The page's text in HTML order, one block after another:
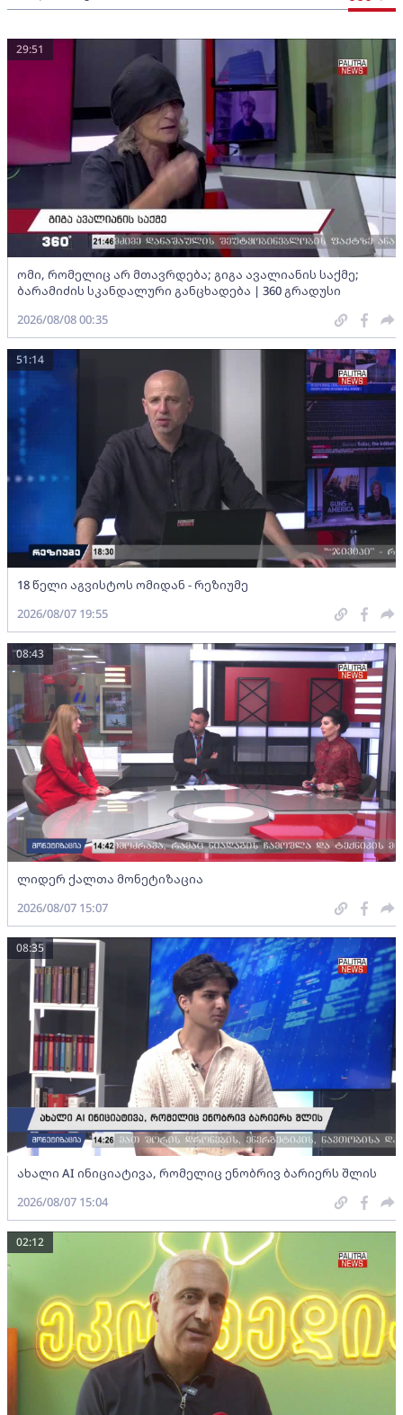
ომი, რომელიც არ მთავრდება; გიგა ავალიანის საქმე;
ბარამიძის სკანდალური განცხადება | 360 გრადუსი
29:51
2026/08/08 00:35
18 წელი აგვისტოს ომიდან - რეზიუმე
51:14
2026/08/07 19:55
ლიდერ ქალთა მონეტიზაცია
08:43
2026/08/07 15:07
ახალი AI ინიციატივა, რომელიც ენობრივ ბარიერს შლის
08:35
2026/08/07 15:04
02:12